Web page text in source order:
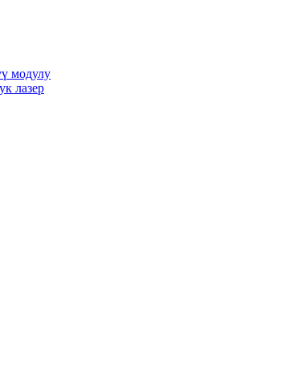
модулу
лазер